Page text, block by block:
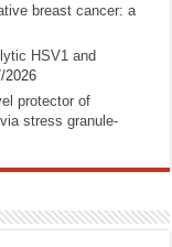
breast cancer: a
HSV1 and
2026
protector of
stress granule-